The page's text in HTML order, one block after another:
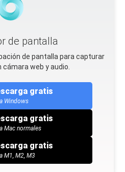
de pantalla
de pantalla para capturar
web y audio.
gratis
Windows
gratis
Mac normales
gratis
M1, M2, M3